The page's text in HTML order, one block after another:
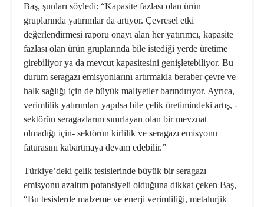
Baş, şunları söyledi: “Kapasite fazlası olan ürün
gruplarında yatırımlar da artıyor. Çevresel etki
değerlendirmesi raporu onayı alan her yatırımcı, kapasite
fazlası olan ürün gruplarında bile istediği yerde üretime
girebiliyor ya da mevcut kapasitesini genişletebiliyor. Bu
durum seragazı emisyonlarını artırmakla beraber çevre ve
halk sağlığı için de büyük maliyetler barındırıyor. Ayrıca,
verimlilik yatırımları yapılsa bile çelik üretimindeki artış, -
sektörün seragazlarını sınırlayan olan bir mevzuat
olmadığı için- sektörün kirlilik ve seragazı emisyonu
faturasını kabartmaya devam edebilir.”
Türkiye’deki çelik tesislerinde büyük bir seragazı
emisyonu azaltım potansiyeli olduğuna dikkat çeken Baş,
“Bu tesislerde malzeme ve enerji verimliliği, metalurjik